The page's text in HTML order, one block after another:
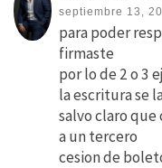
septiembre 13,
para poder
firmaste
por lo de 2 o 3
la escritura se
salvo claro que
a un tercero
cesion de